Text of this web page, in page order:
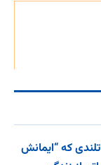
که “ایمانش